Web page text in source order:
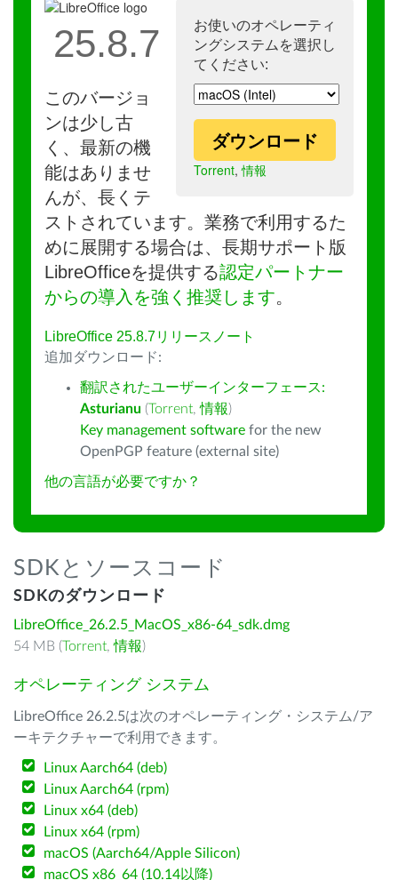
お使いのオペレーティ
ングシステムを選択し
てください:
ダウンロード
Torrent,情報
25.8.7
このバージョ
ンは少し古
く、最新の機
能はありませ
んが、長くテ
ストされています。業務で利用するた
めに展開する場合は、長期サポート版
LibreOfficeを提供する認定パートナー
からの導入を強く推奨します。
LibreOffice 25.8.7リリースノート
追加ダウンロード:
翻訳されたユーザーインターフェース:
Asturianu (Torrent,情報)
Key management software for the new
OpenPGP feature (external site)
他の言語が必要ですか？
SDKとソースコード
SDKのダウンロード
LibreOffice_26.2.5_MacOS_x86-64_sdk.dmg
54 MB (Torrent,情報)
オペレーティング システム
LibreOffice 26.2.5は次のオペレーティング・システム/ア
ーキテクチャーで利用できます。
Linux Aarch64 (deb)
Linux Aarch64 (rpm)
Linux x64 (deb)
Linux x64 (rpm)
macOS (Aarch64/Apple Silicon)
macOS x86_64 (10.14以降)